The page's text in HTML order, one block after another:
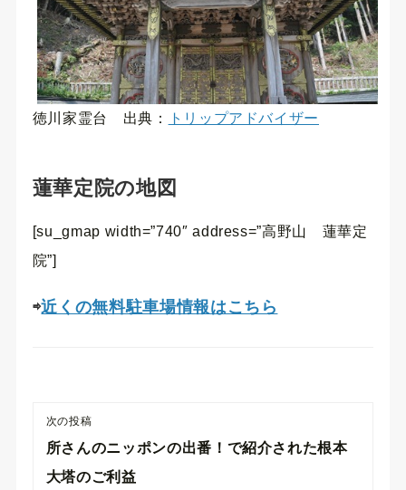
徳川家霊台 出典： トリップアドバイザー
蓮華定院の地図
[su_gmap width=”740″ address=”高野山 蓮華定
院”]
⇨近くの無料駐車場情報はこちら
次の投稿
所さんのニッポンの出番！で紹介された根本
大塔のご利益